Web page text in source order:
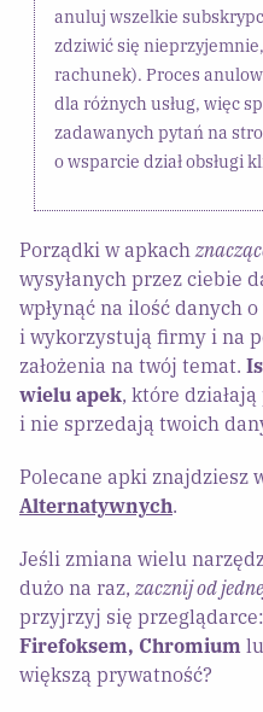
anuluj wszelkie
zdziwić się
rachunek). Proces
dla różnych usług, więc
zadawanych pytań na
o wsparcie dział obsługi
Porządki w apkach
wysyłanych przez ciebie
wpłynąć na ilość danych
i wykorzystują firmy i na
założenia na twój temat.
wielu apek, które
i nie sprzedają twoich
Polecane apki znajdziesz
Alternatywnych.
Jeśli zmiana wielu
dużo na raz, zacznij od
przyjrzyj się przeglądarce:
Firefoksem, Chromium
większą prywatność?